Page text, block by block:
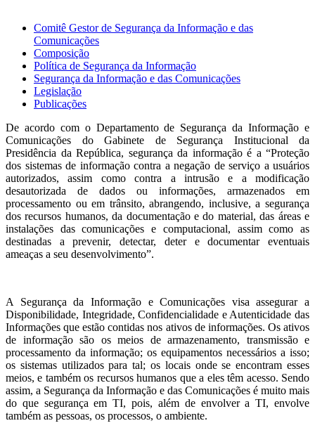
Comitê Gestor de Segurança da Informação e das
Comunicações
Composição
Política de Segurança da Informação
Segurança da Informação e das Comunicações
Legislação
Publicações
De acordo com o Departamento de Segurança da Informação e
Comunicações do Gabinete de Segurança Institucional da
Presidência da República, segurança da informação é a “Proteção
dos sistemas de informação contra a negação de serviço a usuários
autorizados, assim como contra a intrusão e a modificação
desautorizada de dados ou informações, armazenados em
processamento ou em trânsito, abrangendo, inclusive, a segurança
dos recursos humanos, da documentação e do material, das áreas e
instalações das comunicações e computacional, assim como as
destinadas a prevenir, detectar, deter e documentar eventuais
ameaças a seu desenvolvimento”.
A Segurança da Informação e Comunicações visa assegurar a
Disponibilidade, Integridade, Confidencialidade e Autenticidade das
Informações que estão contidas nos ativos de informações. Os ativos
de informação são os meios de armazenamento, transmissão e
processamento da informação; os equipamentos necessários a isso;
os sistemas utilizados para tal; os locais onde se encontram esses
meios, e também os recursos humanos que a eles têm acesso. Sendo
assim, a Segurança da Informação e das Comunicações é muito mais
do que segurança em TI, pois, além de envolver a TI, envolve
também as pessoas, os processos, o ambiente.